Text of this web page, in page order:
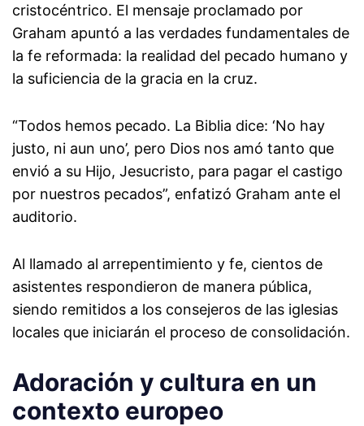
cristocéntrico. El mensaje proclamado por
Graham apuntó a las verdades fundamentales de
la fe reformada: la realidad del pecado humano y
la suficiencia de la gracia en la cruz.
“Todos hemos pecado. La Biblia dice: ‘No hay
justo, ni aun uno’, pero Dios nos amó tanto que
envió a su Hijo, Jesucristo, para pagar el castigo
por nuestros pecados”, enfatizó Graham ante el
auditorio.
Al llamado al arrepentimiento y fe, cientos de
asistentes respondieron de manera pública,
siendo remitidos a los consejeros de las iglesias
locales que iniciarán el proceso de consolidación.
Adoración y cultura en un
contexto europeo